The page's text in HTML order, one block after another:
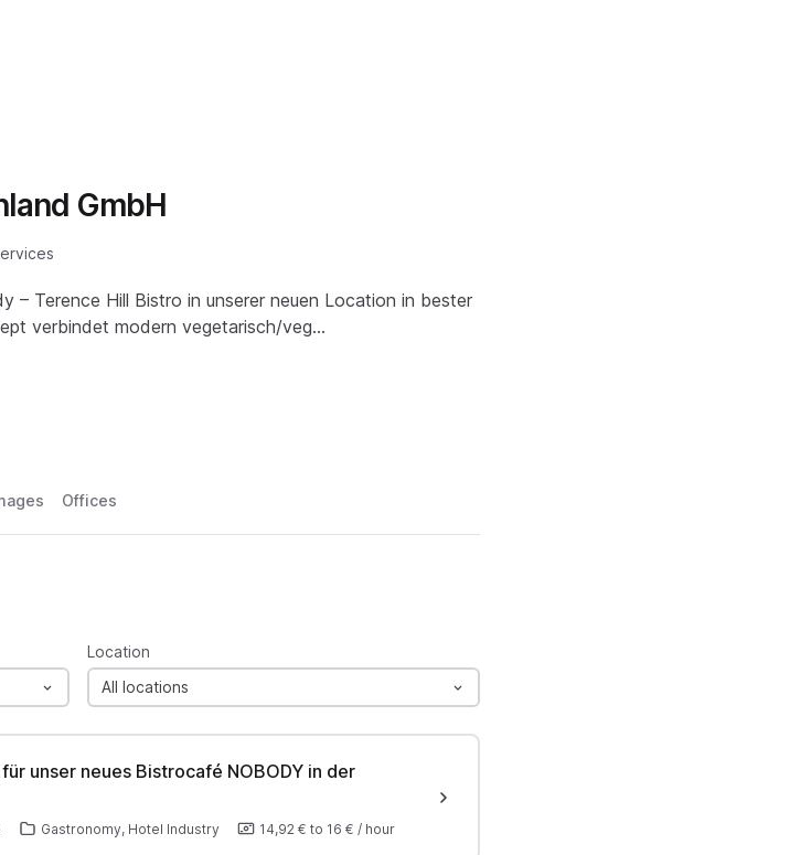
GmbH
– Terence Hill Bistro in unserer neuen Location in bester
verbindet modern vegetarisch/veg…
Offices
Location
All locations
unser neues Bistrocafé NOBODY in der
Gastronomy, Hotel Industry 14,92 € to 16 € / hour